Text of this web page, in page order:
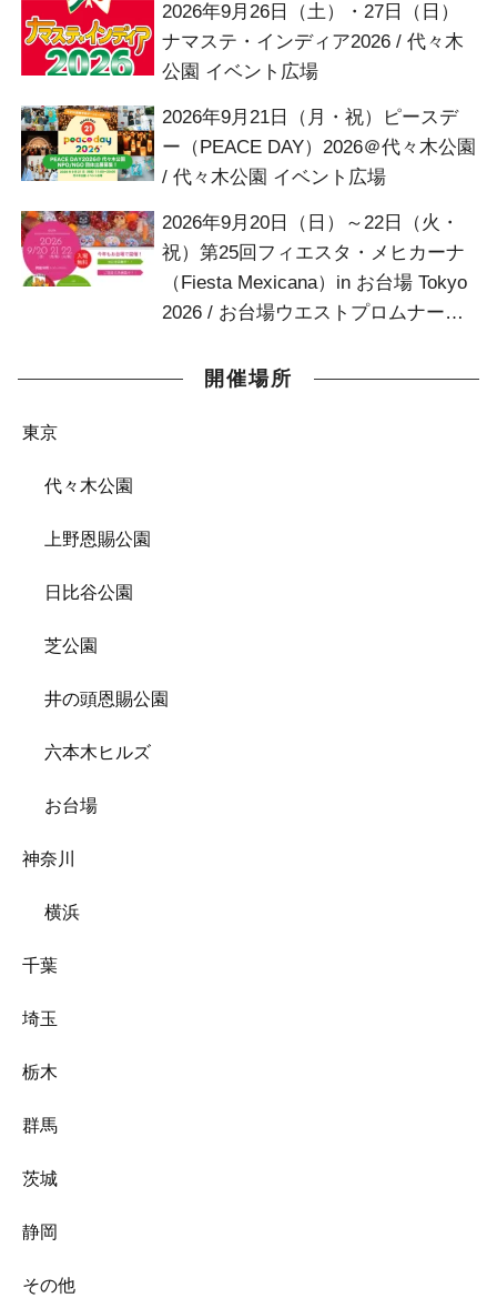
2026年9月26日（土）・27日（日）
ナマステ・インディア2026 / 代々木
公園 イベント広場
2026年9月21日（月・祝）ピースデ
ー（PEACE DAY）2026＠代々木公園
/ 代々木公園 イベント広場
2026年9月20日（日）～22日（火・
祝）第25回フィエスタ・メヒカーナ
（Fiesta Mexicana）in お台場 Tokyo
2026 / お台場ウエストプロムナード
開催場所
東京
代々木公園
上野恩賜公園
日比谷公園
芝公園
井の頭恩賜公園
六本木ヒルズ
お台場
神奈川
横浜
千葉
埼玉
栃木
群馬
茨城
静岡
その他